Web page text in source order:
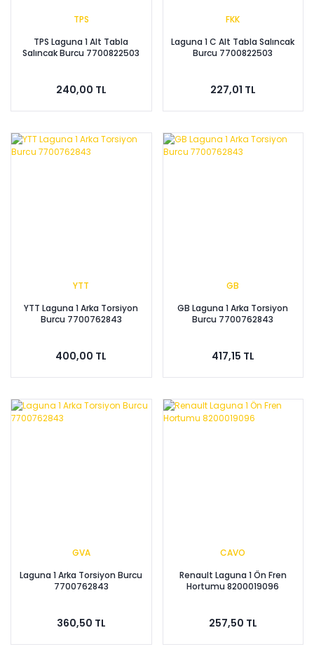
TPS
TPS Laguna 1 Alt Tabla
Salıncak Burcu 7700822503
240,00 TL
FKK
Laguna 1 C Alt Tabla Salıncak
Burcu 7700822503
227,01 TL
YTT
YTT Laguna 1 Arka Torsiyon
Burcu 7700762843
400,00 TL
GB
GB Laguna 1 Arka Torsiyon
Burcu 7700762843
417,15 TL
GVA
Laguna 1 Arka Torsiyon Burcu
7700762843
360,50 TL
CAVO
Renault Laguna 1 Ön Fren
Hortumu 8200019096
257,50 TL